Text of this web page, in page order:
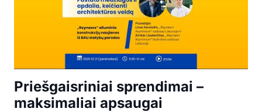
Priešgaisriniai sprendimai –
maksimaliai apsaugai